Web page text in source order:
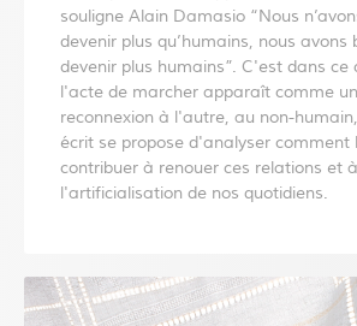
souligne Alain Damasio “Nous
devenir plus qu’humains, nous avons
devenir plus humains”. C'est dans ce
l'acte de marcher apparaît comme
reconnexion à l'autre, au non-
écrit se propose d'analyser
contribuer à renouer ces relations et
l'artificialisation de nos quotidiens.